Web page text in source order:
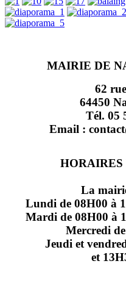
MAIRIE DE
62
64450
Tél. 05
Email :
La
Lundi de 08H00 à
Mardi de 08H00 à
Mercredi
Jeudi et
et